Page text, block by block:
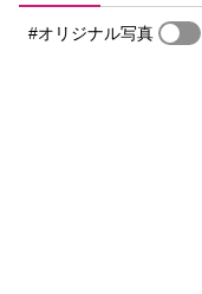
#オリジナル写真